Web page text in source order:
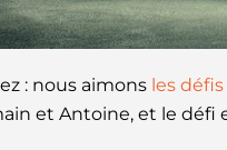
: nous aimons les
et Antoine, et le